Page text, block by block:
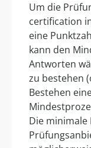
Um die
certification
eine
kann den
Antworten
zu bestehen
Bestehen
Die minimale